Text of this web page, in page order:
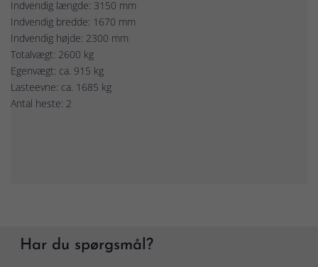
Indvendig længde: 3150 mm
Indvendig bredde: 1670 mm
Indvendig højde: 2300 mm
Totalvægt: 2600 kg
Egenvægt: ca. 915 kg
Lasteevne: ca. 1685 kg
Antal heste: 2
Har du spørgsmål?